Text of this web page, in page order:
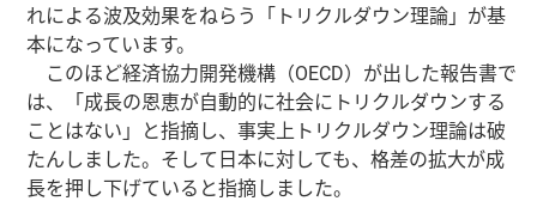
れによる波及効果をねらう「トリクルダウン理論」が基
本になっています。
このほど経済協力開発機構（OECD）が出した報告書で
は、「成長の恩恵が自動的に社会にトリクルダウンする
ことはない」と指摘し、事実上トリクルダウン理論は破
たんしました。そして日本に対しても、格差の拡大が成
長を押し下げていると指摘しました。